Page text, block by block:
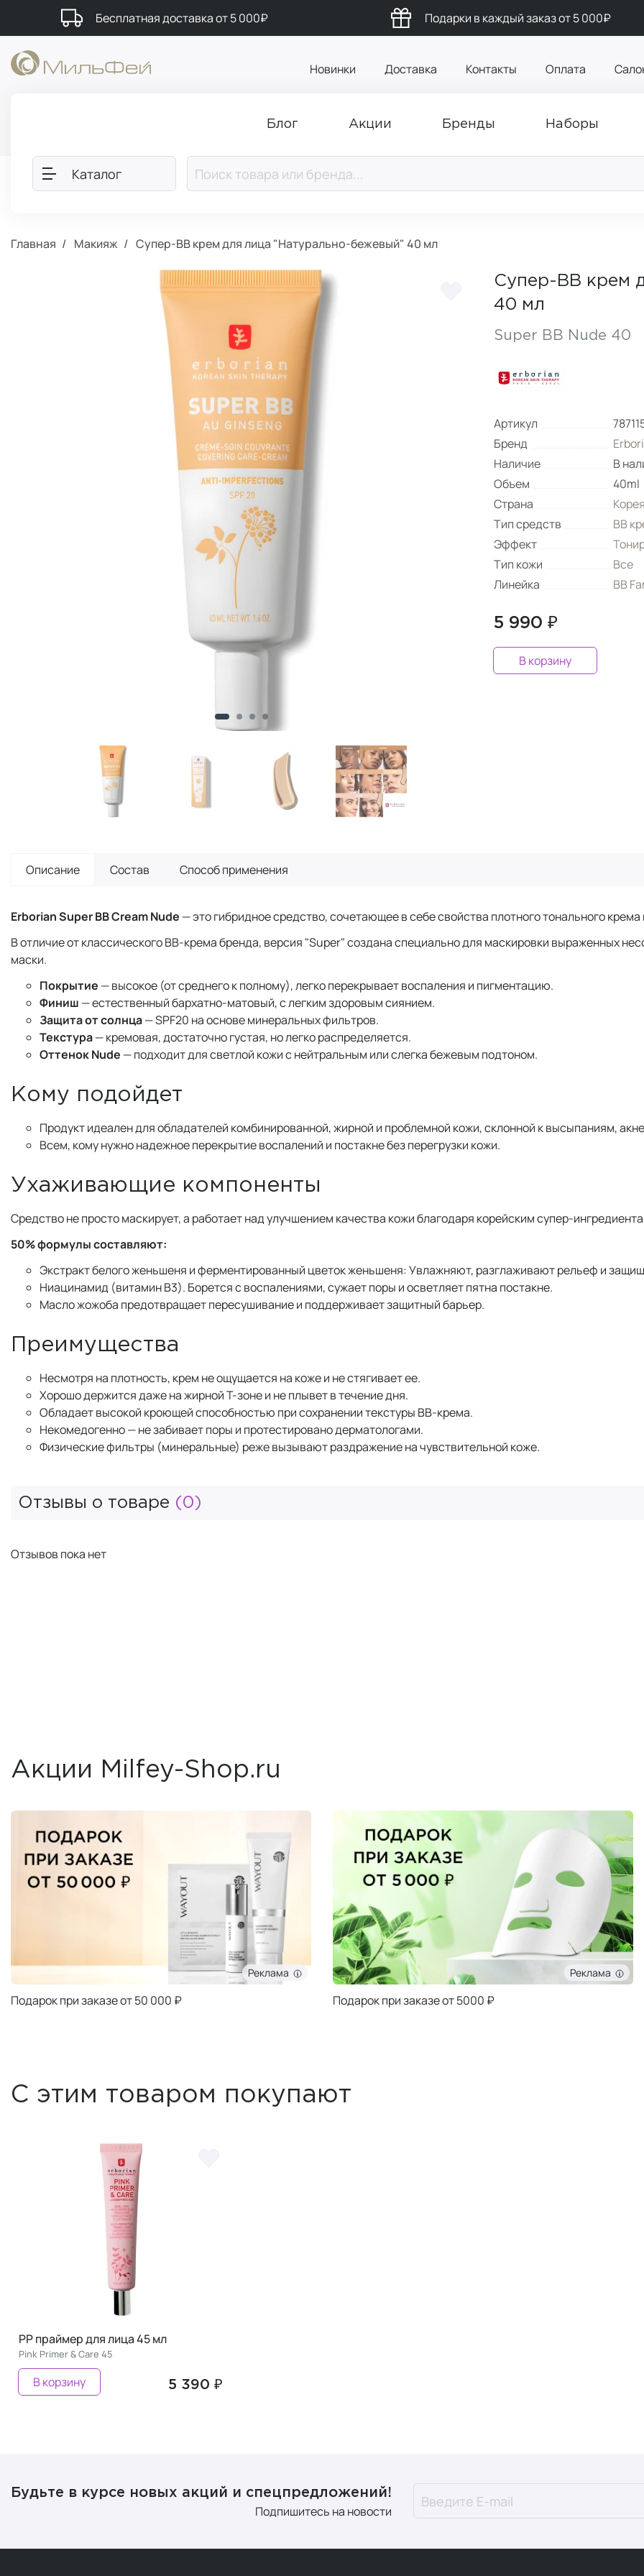
Бесплатная доставка от 5 000₽ Подарки в каждый заказ от 5 000₽
Новинки Доставка Контакты Оплата
Блог Акции Бренды Наборы
Каталог
Главная Макияж Супер-ВВ крем для лица "Натурально-бежевый" 40 мл
Супер-ВВ крем
40 мл
Super BB Nude 40
Артикул
Бренд
Наличие
В
Объем
40ml
Страна
Тип средств
BB
Эффект
Тип кожи
Все
Линейка
BB
5 990 ₽
В корзину
Описание Состав Способ применения
Erborian Super BB Cream Nude — это гибридное средство, сочетающее в себе свойства плотного тонального
В отличие от классического BB-крема бренда, версия "Super" создана специально для маскировки выраженных
маски.
Покрытие — высокое (от среднего к полному), легко перекрывает воспаления и пигментацию.
Финиш — естественный бархатно-матовый, с легким здоровым сиянием.
Защита от солнца— SPF20 на основе минеральных фильтров.
Текстура— кремовая, достаточно густая, но легко распределяется.
Оттенок Nude — подходит для светлой кожи с нейтральным или слегка бежевым подтоном.
Кому подойдет
Продукт идеален для обладателей комбинированной, жирной и проблемной кожи, склонной к высыпаниям,
Всем, кому нужно надежное перекрытие воспалений и постакне без перегрузки кожи.
Ухаживающие компоненты
Средство не просто маскирует, а работает над улучшением качества кожи благодаря корейским супер-
50% формулы составляют:
Экстракт белого женьшеня и ферментированный цветок женьшеня: Увлажняют, разглаживают рельеф и
Ниацинамид (витамин B3). Борется с воспалениями, сужает поры и осветляет пятна постакне.
Масло жожоба предотвращает пересушивание и поддерживает защитный барьер.
Преимущества
Несмотря на плотность, крем не ощущается на коже и не стягивает ее.
Хорошо держится даже на жирной Т-зоне и не плывет в течение дня.
Обладает высокой кроющей способностью при сохранении текстуры BB-крема.
Некомедогенно — не забивает поры и протестировано дерматологами.
Физические фильтры (минеральные) реже вызывают раздражение на чувствительной коже.
Отзывы о товаре (0)
Отзывов пока нет
Акции Milfey-Shop.ru
Реклама
Подарок при заказе от 50 000 ₽
Реклама
Подарок при заказе от 5000 ₽
С этим товаром покупают
PP праймер для лица 45 мл
Pink Primer & Care 45
5 390 ₽
В корзину
Будьте в курсе новых акций и спецпредложений!
Подпишитесь на новости